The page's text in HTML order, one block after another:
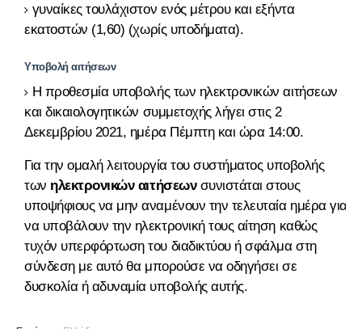
γυναίκες τουλάχιστον ενός μέτρου και εξήντα
εκατοστών (1,60) (χωρίς υποδήματα).
Υποβολή αιτήσεων
Η προθεσμία υποβολής των ηλεκτρονικών αιτήσεων
και δικαιολογητικών συμμετοχής λήγει στις 2
Δεκεμβρίου 2021, ημέρα Πέμπτη και ώρα 14:00.
Για την ομαλή λειτουργία του συστήματος υποβολής
των ηλεκτρονικών αιτήσεωνσυνιστάται στους
υποψήφιους να μην αναμένουν την τελευταία ημέρα για
να υποβάλουν την ηλεκτρονική τους αίτηση καθώς
τυχόν υπερφόρτωση του διαδικτύου ή σφάλμα στη
σύνδεση με αυτό θα μπορούσε να οδηγήσει σε
δυσκολία ή αδυναμία υποβολής αυτής.